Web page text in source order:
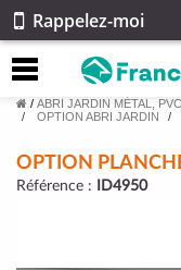
Rappelez-moi
/ ABRI JARDIN MÉTAL,
OPTION ABRI JARDIN
OPTION
Référence : ID4950